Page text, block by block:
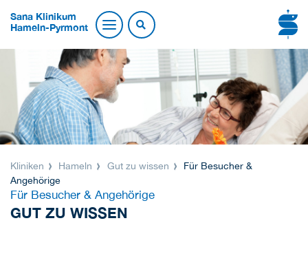
Sana Klinikum
Hameln-Pyrmont
Kliniken Hameln Gut zu wissen
Für Besucher &
Angehörige
Für Besucher & Angehörige
GUT ZU WISSEN